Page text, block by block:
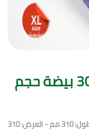
شدة 120 طبق بسعة 30 بيضة حجم
تناسب وزن البيضة حتى 63 جرام الأبعاد - الطول: 310 مم - العرض: 310